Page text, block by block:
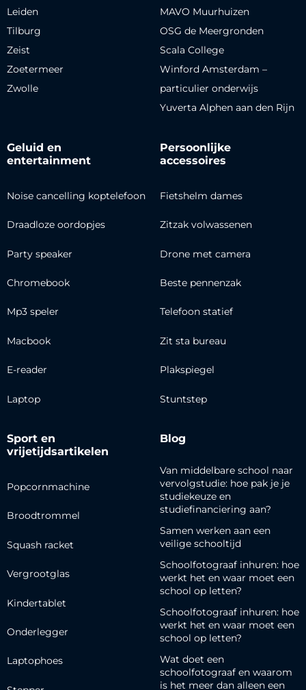
Leiden
Tilburg
Zeist
Zoetermeer
Zwolle
MAVO Muurhuizen
OSG de Meergronden
Scala College
Winford Amsterdam –
particulier onderwijs
Yuverta Alphen aan den Rijn
Geluid en
entertainment
Noise cancelling koptelefoon
Draadloze oordopjes
Party speaker
Chromebook
Mp3 speler
Macbook
E-reader
Laptop
Persoonlijke
accessoires
Fietshelm dames
Zitzak volwassenen
Drone met camera
Beste pennenzak
Telefoon statief
Zit sta bureau
Plakspiegel
Stuntstep
Sport en
vrijetijdsartikelen
Popcornmachine
Broodtrommel
Squash racket
Vergrootglas
Kindertablet
Onderlegger
Laptophoes
Blog
Van middelbare school naar
vervolgstudie: hoe pak je je
studiekeuze en
studiefinanciering aan?
Samen werken aan een
veilige schooltijd
Schoolfotograaf inhuren: hoe
werkt het en waar moet een
school op letten?
Schoolfotograaf inhuren: hoe
werkt het en waar moet een
school op letten?
Wat doet een
schoolfotograaf en waarom
is het meer dan alleen een